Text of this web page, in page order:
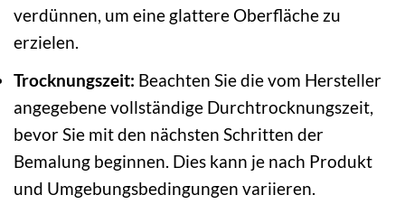
verdünnen, um eine glattere Oberfläche zu
erzielen.
Trocknungszeit: Beachten Sie die vom Hersteller
angegebene vollständige Durchtrocknungszeit,
bevor Sie mit den nächsten Schritten der
Bemalung beginnen. Dies kann je nach Produkt
und Umgebungsbedingungen variieren.